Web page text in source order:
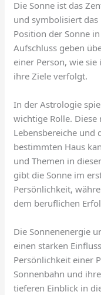
Die Sonne ist das
und symbolisiert das
Position der Sonne
Aufschluss geben
einer Person, wie
ihre Ziele verfolgt.
In der Astrologie
wichtige Rolle.
Lebensbereiche und
bestimmten Haus
und Themen in
gibt die Sonne im
Persönlichkeit,
dem beruflichen
Die Sonnenenergie
einen starken
Persönlichkeit einer
Sonnenbahn und
tieferen Einblick in